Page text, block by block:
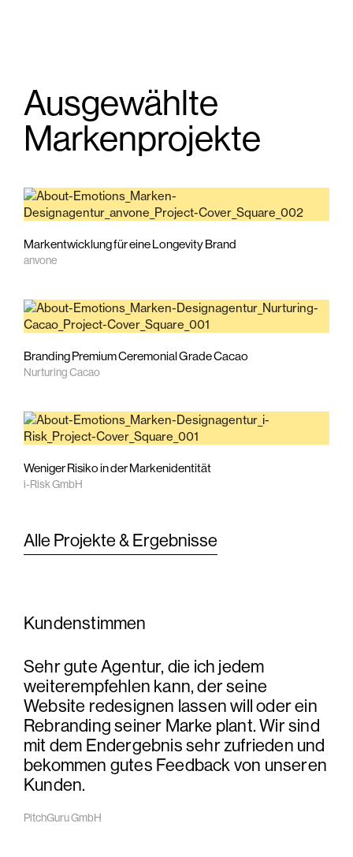
Ausgewählte
Markenprojekte
Markentwicklung für eine Longevity Brand
anvone
Branding Premium Ceremonial Grade Cacao
Nurturing Cacao
Weniger Risiko in der Markenidentität
i-Risk GmbH
Alle Projekte & Ergebnisse
Kundenstimmen
Sehr gute Agentur, die ich jedem
weiterempfehlen kann, der seine
Website redesignen lassen will oder ein
Rebranding seiner Marke plant. Wir sind
mit dem Endergebnis sehr zufrieden und
bekommen gutes Feedback von unseren
Kunden.
PitchGuru GmbH